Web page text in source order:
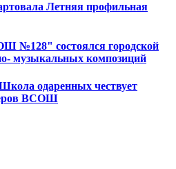
Летняя профильная
№128" состоялся городской
музыкальных композиций
одаренных чествует
ВСОШ